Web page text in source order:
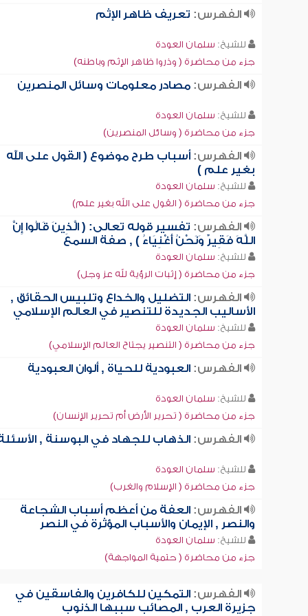
الفهرس: تعريف ظاهر الإثم
للشيخ: سلمان العودة
جزء من محاضرة ( وذروا ظاهر الإثم وباطنه)
الفهرس:مصادر معلومات وسائل المنصرين
للشيخ: سلمان العودة
جزء من محاضرة ( وسائل المنصرين)
الفهرس:أسباب طرح موضوع ( القول على الله
بغير علم )
للشيخ: سلمان العودة
جزء من محاضرة ( القول على الله بغير علم)
الفهرس: تفسير قوله تعالى: ( الَّذِينَ قَالُوا إِنَّ
اللَّهَ فَقِيرٌ وَنَحْنُ أَغْنِيَاءُ ) , صفة السمع
للشيخ: سلمان العودة
جزء من محاضرة ( إثبات الرؤية لله عز وجل)
الفهرس:التضليل والخداع وتلبيس الحقائق ,
الأساليب الجديدة للتنصير في العالم الإسلامي
للشيخ: سلمان العودة
جزء من محاضرة ( التنصير يجتاح العالم الإسلامي)
الفهرس:العبودية للحياة , ألوان العبودية
للشيخ: سلمان العودة
جزء من محاضرة ( تحرير الأرض أم تحرير الإنسان)
الفهرس:الذهاب للجهاد في البوسنة ,
للشيخ: سلمان العودة
جزء من محاضرة ( الإسلام والغرب)
الفهرس:العفة من أعظم أسباب الشجاعة
والنصر , الإيمان والأسباب المؤثرة في النصر
للشيخ: سلمان العودة
جزء من محاضرة ( حتمية المواجهة)
الفهرس:التمكين للكافرين والفاسقين في
جزيرة العرب , المصائب سببها الذنوب